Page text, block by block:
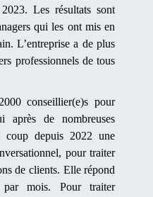
Les résultats sont
qui les ont mis en
L’entreprise a de plus
professionnels de tous
conseillier(e)s pour
après de nombreuses
coup depuis 2022 une
pour traiter
de clients. Elle répond
mois. Pour traiter